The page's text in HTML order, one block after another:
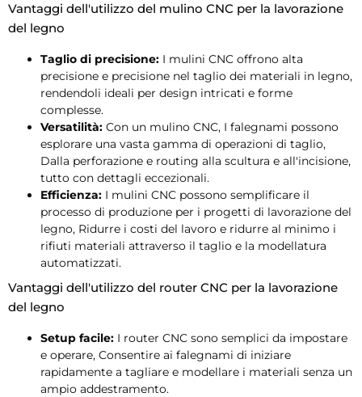
Vantaggi dell'utilizzo del mulino CNC per la lavorazione
del legno
Taglio di precisione: I mulini CNC offrono alta
precisione e precisione nel taglio dei materiali in legno,
rendendoli ideali per design intricati e forme
complesse.
Versatilità: Con un mulino CNC, I falegnami possono
esplorare una vasta gamma di operazioni di taglio,
Dalla perforazione e routing alla scultura e all'incisione,
tutto con dettagli eccezionali.
Efficienza: I mulini CNC possono semplificare il
processo di produzione per i progetti di lavorazione del
legno, Ridurre i costi del lavoro e ridurre al minimo i
rifiuti materiali attraverso il taglio e la modellatura
automatizzati.
Vantaggi dell'utilizzo del router CNC per la lavorazione
del legno
Setup facile: I router CNC sono semplici da impostare
e operare, Consentire ai falegnami di iniziare
rapidamente a tagliare e modellare i materiali senza un
ampio addestramento.